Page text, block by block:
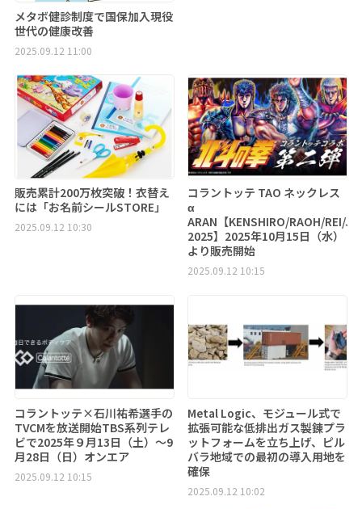
メタボ健診制度で国保加入現役
世代の健康改善
2025.09.12 11:00
販売累計200万枚突破！衣替え
には「お名前シールSTORE」
2025.09.12 10:30
コラントッテ TAO ネックレス
α
ARAN【KENSHIRO/RAOH/REI/
2025】2025年10月15日（水）
より販売開始
2025.09.12 10:15
コラントッテ×石川祐希選手の
TVCMを放送開始TBS系列テレ
ビで2025年９月13日（土）～9
月28日（日）オンエア
2025.09.12 10:15
Metal Logic、モジュール式で
拡張可能な低排出ガス製錬プラ
ットフォームを立ち上げ、ピル
バラ地域での最初の導入用地を
確保
2025.09.12 10:02